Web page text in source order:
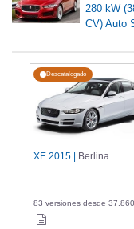
280 kW
CV) Auto
Descatalogado
XE 2015 | Berlina
83 versiones desde